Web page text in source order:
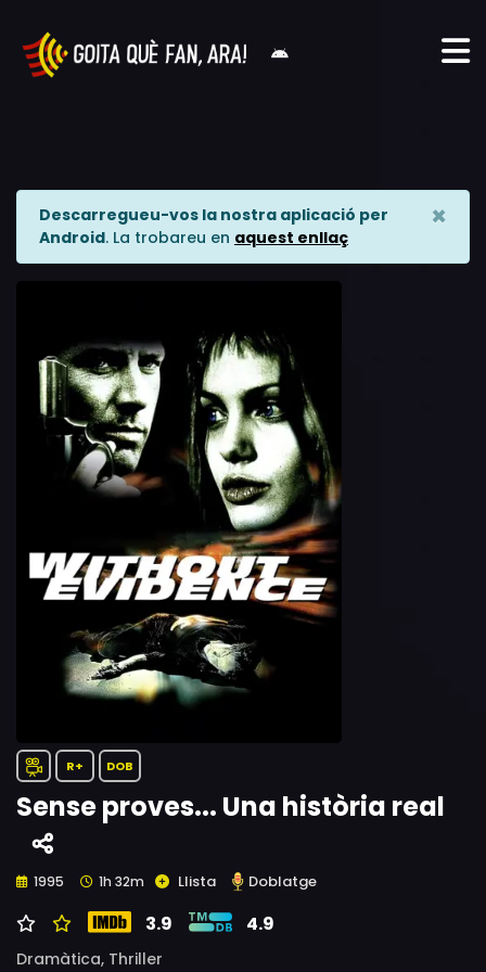
Descarregueu-vos la nostra aplicació per
Android. La trobareu en aquest enllaç
×
R+ DOB
Sense proves... Una història real
1995 1h 32m Llista Doblatge
3.9 4.9
Dramàtica, Thriller